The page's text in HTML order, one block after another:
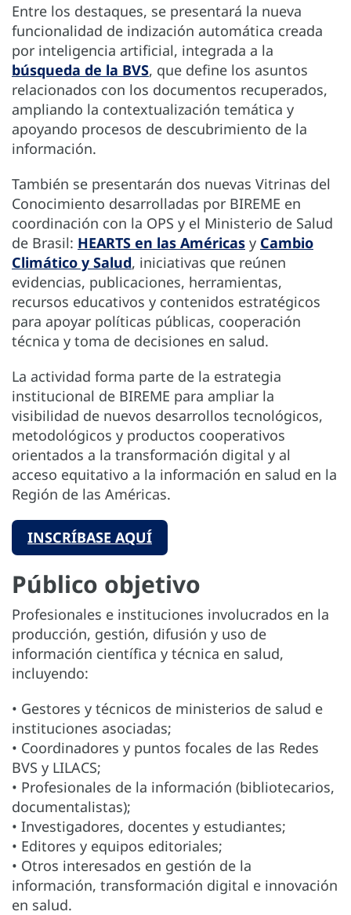
Entre los destaques, se presentará la nueva
funcionalidad de indización automática creada
por inteligencia artificial, integrada a la
búsqueda de la BVS, que define los asuntos
relacionados con los documentos recuperados,
ampliando la contextualización temática y
apoyando procesos de descubrimiento de la
información.
También se presentarán dos nuevas Vitrinas del
Conocimiento desarrolladas por BIREME en
coordinación con la OPS y el Ministerio de Salud
de Brasil: HEARTS en las Américas y Cambio
Climático y Salud, iniciativas que reúnen
evidencias, publicaciones, herramientas,
recursos educativos y contenidos estratégicos
para apoyar políticas públicas, cooperación
técnica y toma de decisiones en salud.
La actividad forma parte de la estrategia
institucional de BIREME para ampliar la
visibilidad de nuevos desarrollos tecnológicos,
metodológicos y productos cooperativos
orientados a la transformación digital y al
acceso equitativo a la información en salud en la
Región de las Américas.
INSCRÍBASE AQUÍ
Público objetivo
Profesionales e instituciones involucrados en la
producción, gestión, difusión y uso de
información científica y técnica en salud,
incluyendo:
• Gestores y técnicos de ministerios de salud e
instituciones asociadas;
• Coordinadores y puntos focales de las Redes
BVS y LILACS;
• Profesionales de la información (bibliotecarios,
documentalistas);
• Investigadores, docentes y estudiantes;
• Editores y equipos editoriales;
• Otros interesados en gestión de la
información, transformación digital e innovación
en salud.